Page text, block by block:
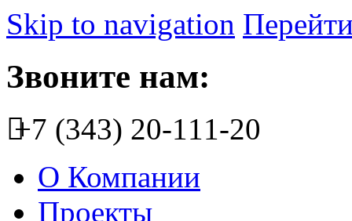
Skip to navigation
Звоните нам:
+7 (343) 20-111-20
О Компании
Проекты